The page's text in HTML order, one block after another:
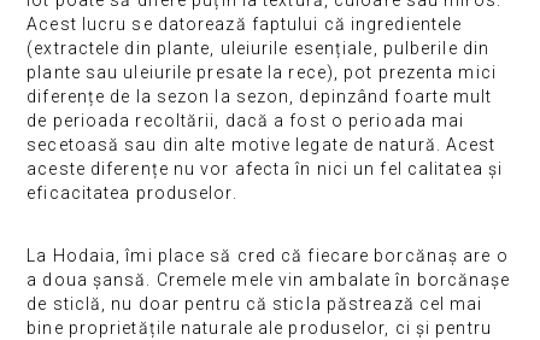
Acest lucru se datorează faptului că ingredientele
(extractele din plante, uleiurile esențiale, pulberile din
plante sau uleiurile presate la rece), pot prezenta mici
diferențe de la sezon la sezon, depinzând foarte mult
de perioada recoltării, dacă a fost o perioada mai
secetoasă sau din alte motive legate de natură. Acest
aceste diferențe nu vor afecta în nici un fel calitatea și
eficacitatea produselor.
La Hodaia, îmi place să cred că fiecare borcănaș are o
a doua șansă. Cremele mele vin ambalate în borcănașe
de sticlă, nu doar pentru că sticla păstrează cel mai
bine proprietățile naturale ale produselor, ci și pentru